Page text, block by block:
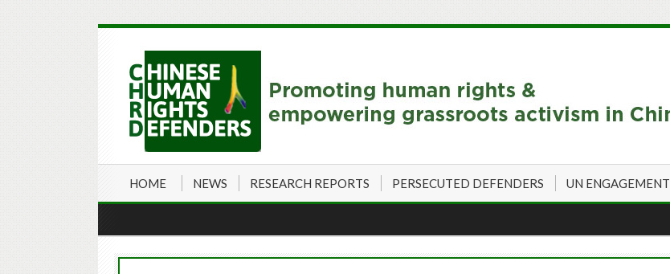
HOME NEWS RESEARCH REPORTS PERSECUTED DEFENDERS UN ENGAGEMENT